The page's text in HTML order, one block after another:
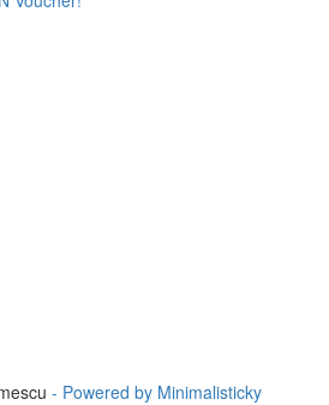
- Powered by Minimalisticky